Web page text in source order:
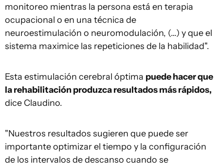
monitoreo mientras la persona está en terapia
ocupacional o en una técnica de
neuroestimulación o neuromodulación, (…) y que el
sistema maximice las repeticiones de la habilidad".
Esta estimulación cerebral óptima puede hacer que
la rehabilitación produzca resultados más rápidos,
dice Claudino.
"Nuestros resultados sugieren que puede ser
importante optimizar el tiempo y la configuración
de los intervalos de descanso cuando se